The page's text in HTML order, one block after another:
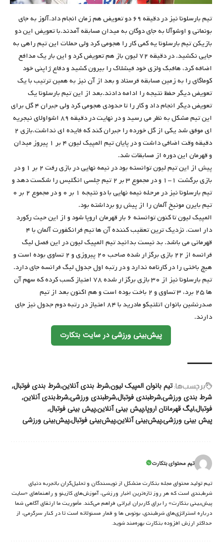
تیم بارسلونا نیز در دقیقه ۶۹ دو تعویض هم زمان انجام داد.آلوز به جای
بونماتی و اوشوآلا به جای دوگان به میدان مسابقه آمدند.با تعویض این دو
بازیکن تیم بارسلونا یه کمی کار را هجومی کرد ولی حملات این تیم راهی به
جایی نکشید. در دقیقه ۷۲ لیون باز هم تعویض کرد و این بار یک مدافع
اضافه کرد، هافبک ولزی خود فیشلاک را بیرون کشید و دفاع ژاپنی خود
کوماگای را به زمین مسابقه فرستاد و بعد از آن نیز به همین ترتیب با یک
تعویض دیگر حفظ نتیجه را ادامه دادند.بعد از این تیم بارسلونا یک
تعویض دیگر انجام داد و کار را تا حدودی هجومی کرد ولی جبران ۴ گل برای
این تیم مشکل به نظر می رسید و در نهایت در دقیقه ۸۹ اشواولای نیجریه
ای موفق شد یکی از گل خورده را جبران کند که فایده ای نداشت.بازی ۲
دقیقه وقت اضافی داشت و در پایان تیم المپیک لیون ۴ بر ۱ پیروز میدان
و قهرمان این دوره از مسابقات شد.
پیش از این تیم لیون توانسته بود در نیمه نهایی در بازی رفت ۲ بر ۱ و در
بازی برگشت ۱-۱ و در مجموع ۳ بر ۲ تیم چلسی انگلیس را شکست دهد و
تیم بارسلونا نیز در مرحله نیمه نهایی با دو نتیجه ۱ بر ۰ و در مجموع ۲ بر ۰
تیم بایرن مونیخ آلمان را از پیش رو برداشته بود.
المپیک لیون تا کنون توانسته ۶ بار قهرمان اروپا شود و از این حیث رکورد
دار است. نزدیک ترین تعقیب کننده آن ها تیم فرانکفورت آلمان با ۴
قهرمانی می باشد. بد نیست بدانید تیم المپیک لیون در این فصل لیگ
فرانسه از ۲۲ بازی برگزار شده صاحب ۲۰ پیروزی و ۲ تساوی بوده است و
هیچ باختی را در کارنامه ندارد و در رتبه اول جدول لیگ فرانسه جای دارد.
تیم بارسلونا نیز از ۳۰ بازی برگزار شده ۷۸ امتیاز کسب کرده که سهم آن
ها ۲۵ برد، ۳ تساوی و ۲ باخت بوده است و هم اکنون بعد از تیم
صدرنشین بانوان اتلتیکو مادرید با ۸۴ امتیاز در رتبه دوم جدول نیز جای
دارند.
پیش‌بینی ورزشی در سایت بتکارت
برچسب‌‌ها: تیم بانوان المپیک لیونشرط بندی آنلاینشرط بندی فوتبال
شرط بندی ورزشیشرطبندی فوتبالشرطبندی ورزشیشرط‌بندی آنلاین
فوتباللیگ قهرمانان اروپاپیش بینی آنلاینپیش بینی فوتبال
پیش بینی ورزشیپیش‌بینی آنلاینپیش‌بینی فوتبالپیش‌بینی ورزشی
تیم محتوای بتکارت
تیم تولید محتوای مجله بتکارت متشکل از نویسندگان و تحلیل‌گران باتجربه دنیای
شرط‌بندی است که هر روز تازه‌ترین اخبار ورزشی، آموزش‌های کازینو و راهنماهای «سایت
پیش‌بینی بتکارت» را برای کاربران ایرانی فراهم می‌کند. مأموریت ما ارتقای آگاهی شما
درباره استراتژی‌های شرطبندی، بونوس ها و قمار مسئولانه است تا در کنار سرگرمی، از
حداکثر ارزش افزوده بتکارت بهره‌مند شوید.